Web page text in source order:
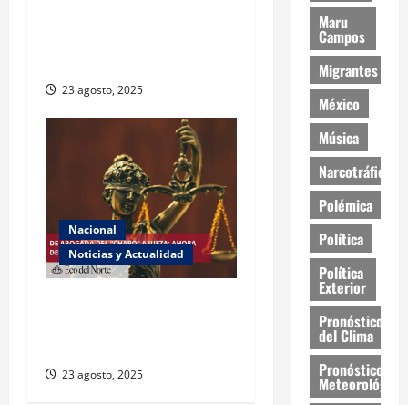
23 agosto, 2025
Nacional
Noticias y Actualidad
23 agosto, 2025
Maru
Campos
Migrantes
México
Música
Narcotráfico
Polémica
Política
Política
Exterior
Pronóstico
del Clima
Pronóstico
Meteorológico